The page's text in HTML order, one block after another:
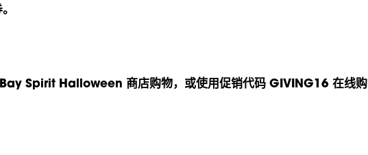
Spirit Halloween 商店购物，或使用促销代码 GIVING16 在线购